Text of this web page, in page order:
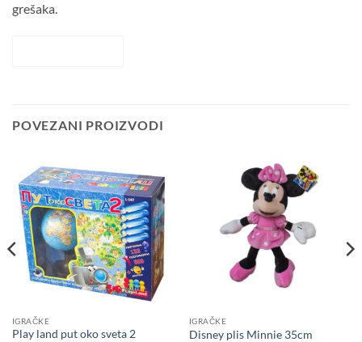
grešaka.
POVEZANI PROIZVODI
IGRAČKE
Play land put oko sveta 2
IGRAČKE
Disney plis Minnie 35cm